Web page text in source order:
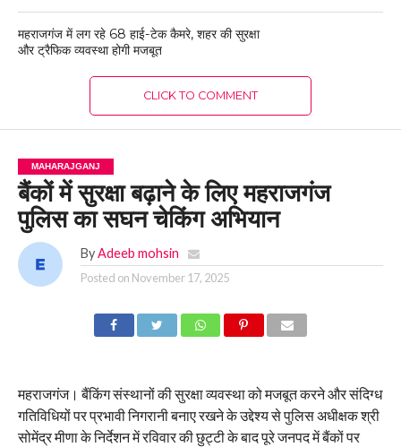
महराजगंज में लग रहे 68 हाई-टेक कैमरे, शहर की सुरक्षा
और ट्रैफिक व्यवस्था होगी मजबूत
CLICK TO COMMENT
MAHARAJGANJ
बैंकों में सुरक्षा बढ़ाने के लिए महराजगंज
पुलिस का सघन चेकिंग अभियान
By Adeeb mohsin
Posted on November 17, 2025
महराजगंज। बैंकिंग संस्थानों की सुरक्षा व्यवस्था को मजबूत करने और संदिग्ध
गतिविधियों पर प्रभावी निगरानी बनाए रखने के उद्देश्य से पुलिस अधीक्षक श्री
सोमेंद्र मीणा के निर्देशन में रविवार की छुट्टी के बाद पूरे जनपद में बैंकों पर